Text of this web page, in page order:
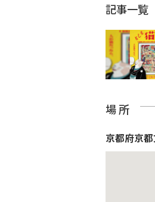
記事一覧
場 所
京都府京